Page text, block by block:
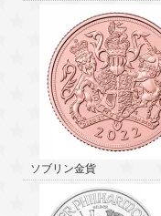
ソブリン金貨